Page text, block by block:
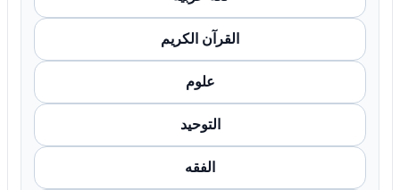
القرآن الكريم
علوم
التوحيد
الفقه